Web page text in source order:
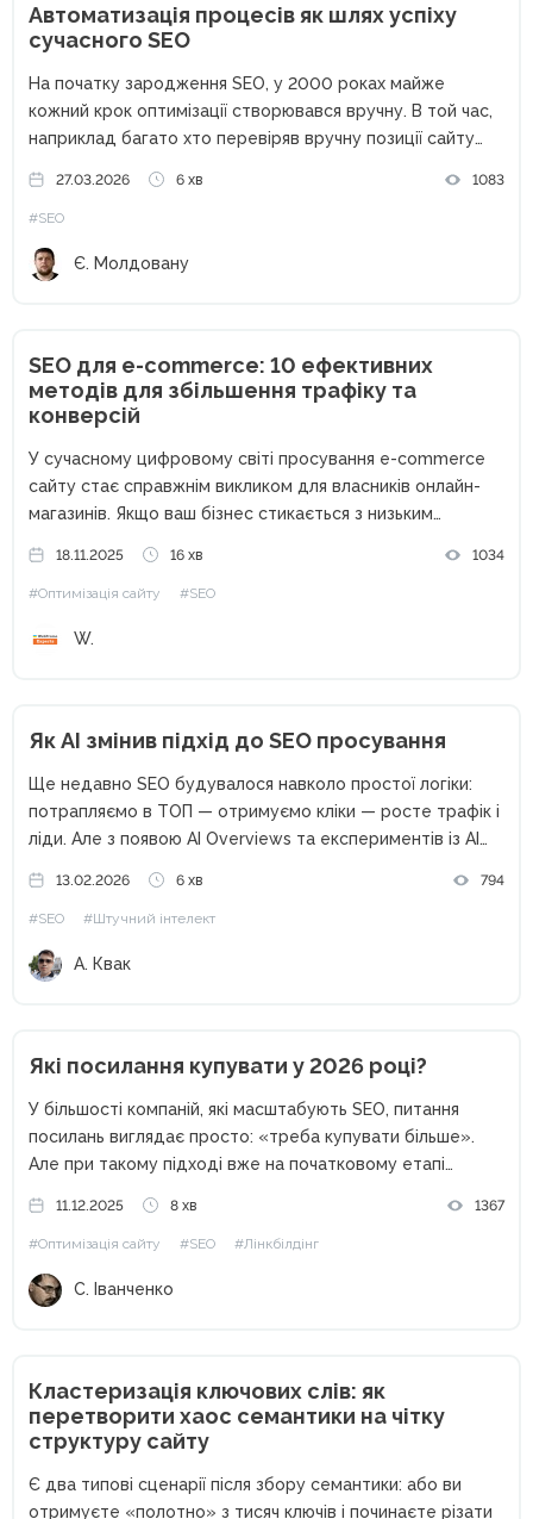
Автоматизація процесів як шлях успіху
сучасного SEO
На початку зародження SEO, у 2000 роках майже
кожний крок оптимізації створювався вручну. В той час,
наприклад багато хто перевіряв вручну позиції сайту
функцій автоматизовано великими компаніями по типу
Ahrefs, Semrush або Serpstat. І...
27.03.2026 6 хв 1083
#SEO
Є. Молдовану
SEO для e-commerce: 10 ефективних
методів для збільшення трафіку та
конверсій
У сучасному цифровому світі просування e-commerce
сайту стає справжнім викликом для власників онлайн-
магазинів. Якщо ваш бізнес стикається з низьким
слабкою конверсією, то ця стаття саме для вас. Ви
можете мати ідеальний асортимент і конкурентні...
18.11.2025 16 хв 1034
#Оптимізація сайту #SEO
W.
Як AI змінив підхід до SEO просування
Ще недавно SEO будувалося навколо простої логіки:
потрапляємо в ТОП — отримуємо кліки — росте трафік і
ліди. Але з появою AI Overviews та експериментів із AI
частіше бачать «готову відповідь» прямо...
13.02.2026 6 хв 794
#SEO #Штучний інтелект
А. Квак
Які посилання купувати у 2026 році?
У більшості компаній, які масштабують SEO, питання
посилань виглядає просто: «треба купувати більше».
Але при такому підході вже на початковому етапі
індексується, частина не дає ефекту, а іноді позиції
навіть просідають — бюджет зливається в...
11.12.2025 8 хв 1367
#Оптимізація сайту #SEO #Лінкбілдінг
С. Іванченко
Кластеризація ключових слів: як
перетворити хаос семантики на чітку
структуру сайту
Є два типові сценарії після збору семантики: або ви
отримуєте «полотно» з тисяч ключів і починаєте різати